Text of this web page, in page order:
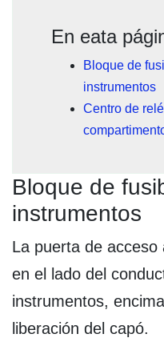
En eata
Bloque de
instrumentos
Centro de
Bloque de
instrumentos
La puerta de acceso
en el lado del
instrumentos,
liberación del capó.